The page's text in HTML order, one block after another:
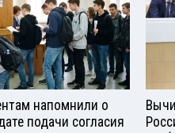
напомнили о
подачи согласия